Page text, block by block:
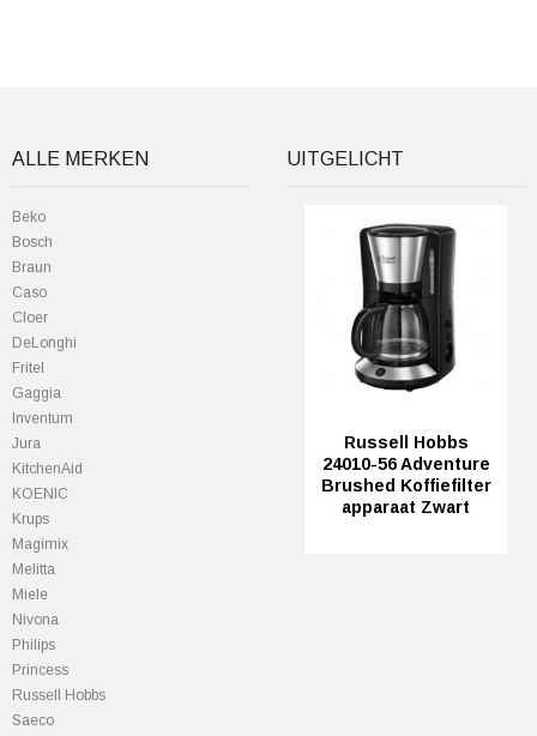
ALLE MERKEN
Beko
Bosch
Braun
Caso
Cloer
DeLonghi
Fritel
Gaggia
Inventum
Jura
KitchenAid
KOENIC
Krups
Magimix
Melitta
Miele
Nivona
Philips
Princess
Russell Hobbs
Saeco
UITGELICHT
Russell Hobbs
24010-56 Adventure
Brushed Koffiefilter
apparaat Zwart